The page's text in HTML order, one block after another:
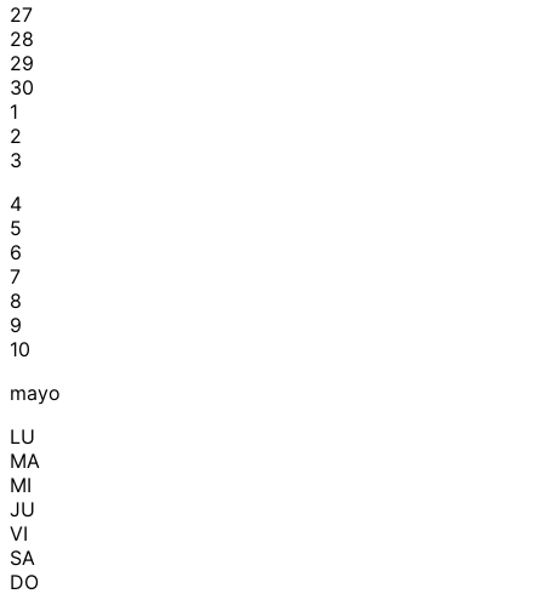
27
28
29
30
1
2
3
4
5
6
7
8
9
10
mayo
LU
MA
MI
JU
VI
SA
DO